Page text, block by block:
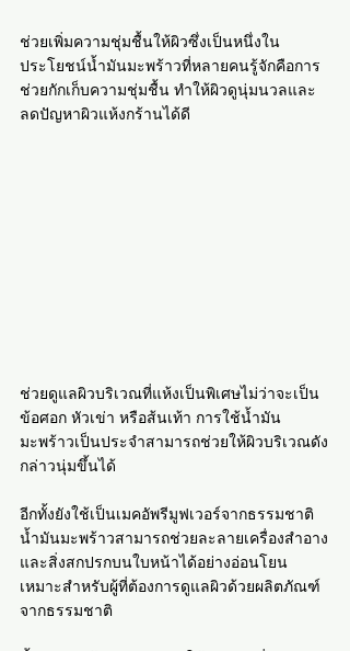
ช่วยเพิ่มความชุ่มชื้นให้ผิวซึ่งเป็นหนึ่งใน
ประโยชน์น้ำมันมะพร้าวที่หลายคนรู้จักคือการ
ช่วยกักเก็บความชุ่มชื้น ทำให้ผิวดูนุ่มนวลและ
ลดปัญหาผิวแห้งกร้านได้ดี
ช่วยดูแลผิวบริเวณที่แห้งเป็นพิเศษไม่ว่าจะเป็น
ข้อศอก หัวเข่า หรือส้นเท้า การใช้น้ำมัน
มะพร้าวเป็นประจำสามารถช่วยให้ผิวบริเวณดัง
กล่าวนุ่มขึ้นได้
อีกทั้งยังใช้เป็นเมคอัพรีมูฟเวอร์จากธรรมชาติ
น้ำมันมะพร้าวสามารถช่วยละลายเครื่องสำอาง
และสิ่งสกปรกบนใบหน้าได้อย่างอ่อนโยน
เหมาะสำหรับผู้ที่ต้องการดูแลผิวด้วยผลิตภัณฑ์
จากธรรมชาติ